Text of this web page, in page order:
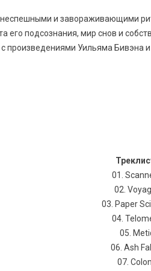
неспешными и завораживающими
его подсознания, мир снов и
произведениями Уильяма Бивэна
01.
02.
03. Paper
04.
05.
06. Ash
07.